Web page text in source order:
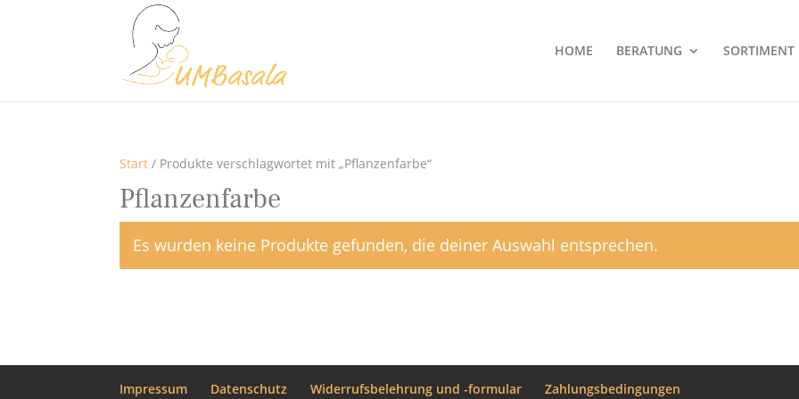
HOME BERATUNG SORTIMENT
Start / Produkte verschlagwortet mit „Pflanzenfarbe“
Pflanzenfarbe
Es wurden keine Produkte gefunden, die deiner Auswahl entsprechen.
Impressum Datenschutz Widerrufsbelehrung und -formular Zahlungsbedingungen